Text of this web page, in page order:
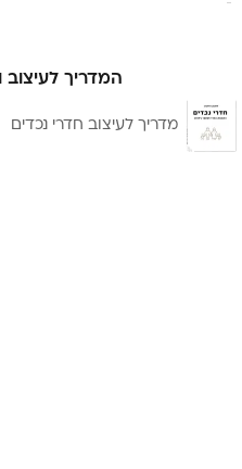
המדריך לעיצוב
מדריך לעיצוב חדרי נכדים